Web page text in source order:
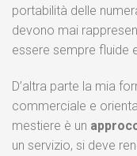
portabilità delle
devono mai
essere sempre fluide
D’altra parte la mia
commerciale e
mestiere è un
un servizio, si deve